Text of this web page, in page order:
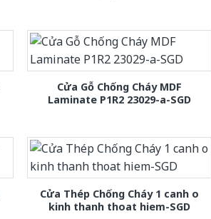
Cửa Gỗ Chống Cháy MDF
Laminate P1R2 23029-a-SGD
Cửa Thép Chống Cháy 1 canh o
kinh thanh thoat hiem-SGD